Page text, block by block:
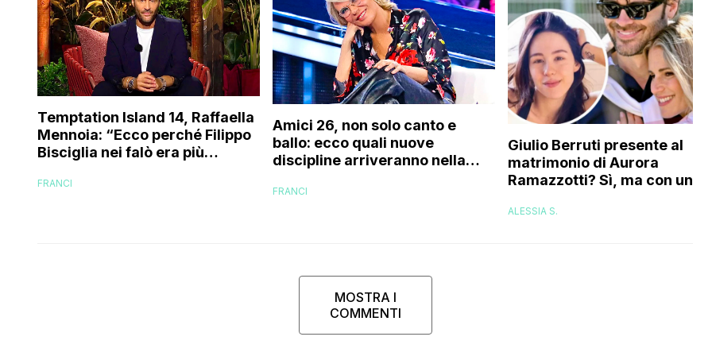
Temptation Island 14, Raffaella
Mennoia: “Ecco perché Filippo
Bisciglia nei falò era più
FRANCI
Amici 26, non solo canto e
ballo: ecco quali nuove
discipline arriveranno nella
FRANCI
Giulio Berruti presente al
matrimonio di Aurora
Ramazzotti? Sì, ma con un
sarebbe
ALESSIA S.
MOSTRA I
COMMENTI